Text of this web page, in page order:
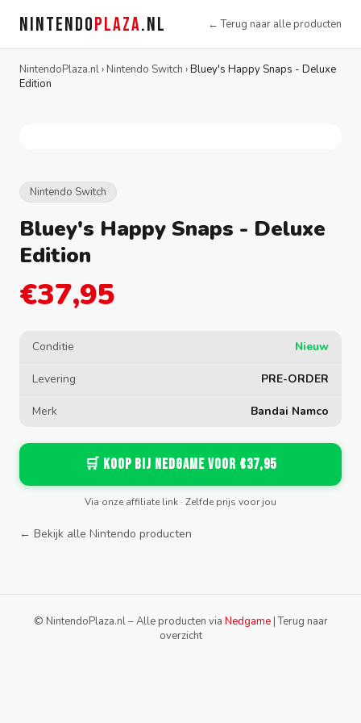
NINTENDOPLAZA.NL ← Terug naar alle producten
NintendoPlaza.nl› Nintendo Switch ›Bluey's Happy Snaps - Deluxe
Edition
Nintendo Switch
Bluey's Happy Snaps - Deluxe
Edition
€37,95
Conditie Nieuw
Levering PRE-ORDER
Merk Bandai Namco
🛒 Koop bij Nedgame voor €37,95
Via onze affiliate link · Zelfde prijs voor jou
← Bekijk alle Nintendo producten
© NintendoPlaza.nl – Alle producten via Nedgame|Terug naar
overzicht